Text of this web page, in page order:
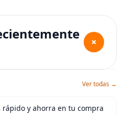
+
Ver todas →
rápido y ahorra en tu compra